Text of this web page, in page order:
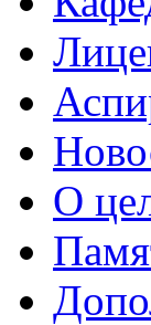
О